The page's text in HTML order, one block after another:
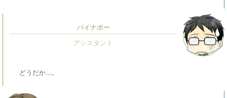
パイナポー
どうだか…。